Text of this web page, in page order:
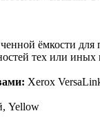
ёмкости
тех или
Xerox
Yellow